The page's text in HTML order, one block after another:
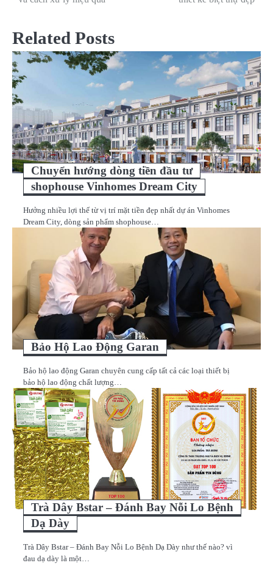
bài
viết
Related Posts
Chuyển hướng dòng tiền đầu tư
shophouse Vinhomes Dream City
Hưởng nhiều lợi thế từ vị trí mặt tiền đẹp nhất dự án Vinhomes
Dream City, dòng sản phẩm shophouse…
Bảo Hộ Lao Động Garan
Bảo hộ lao động Garan chuyên cung cấp tất cả các loại thiết bị
bảo hộ lao động chất lượng…
Trà Dây Bstar – Đánh Bay Nỗi Lo Bệnh
Dạ Dày
Trà Dây Bstar – Đánh Bay Nỗi Lo Bệnh Dạ Dày như thế nào? vì
đau dạ dày là một…